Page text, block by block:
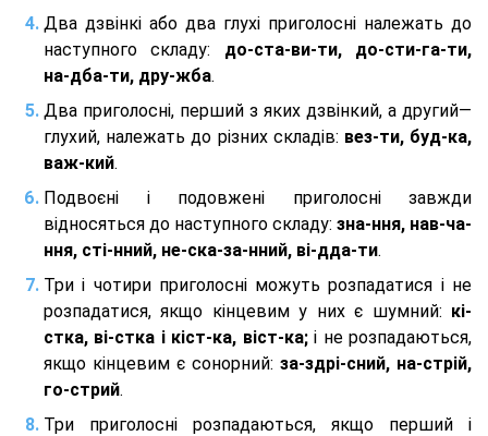
Два дзвінкі або два глухі приголосні належать до
наступного складу: до-ста-ви-ти, до-сти-га-ти,
на-дба-ти, дру-жба.
Два приголосні, перший з яких дзвінкий, а другий—
глухий, належать до різних складів: вез-ти, буд-ка,
важ-кий.
Подвоєні і подовжені приголосні завжди
відносяться до наступного складу: зна-ння, нав-ча-
ння, сті-нний, не-ска-за-нний, ві-дда-ти.
Три і чотири приголосні можуть розпадатися і не
розпадатися, якщо кінцевим у них є шумний: кі-
стка, ві-стка і кіст-ка, віст-ка;і не розпадаються,
якщо кінцевим є сонорний: за-здрі-сний, на-стрій,
го-стрий.
Три приголосні розпадаються, якщо перший і